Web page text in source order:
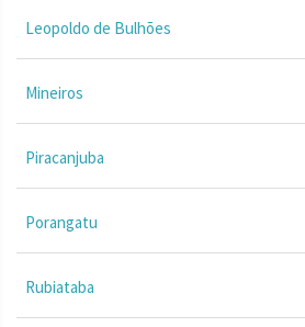
Leopoldo de Bulhões
Mineiros
Piracanjuba
Porangatu
Rubiataba